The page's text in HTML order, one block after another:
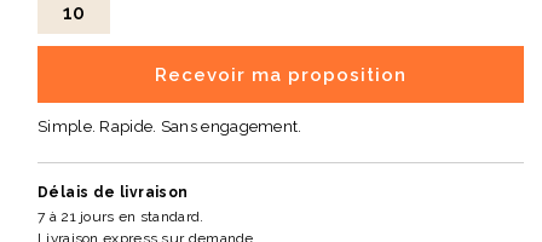
10
Recevoir ma proposition
Simple. Rapide. Sans engagement.
Délais de livraison
7 à 21 jours en standard.
Livraison express sur demande.